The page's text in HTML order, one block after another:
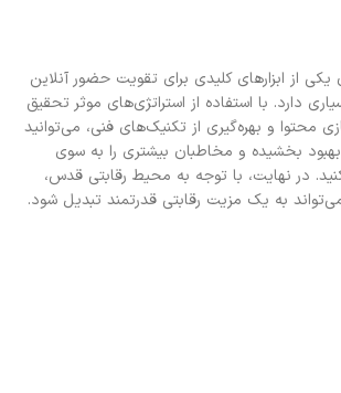
از ابزارهای کلیدی برای تقویت حضور آنلاین
دارد. با استفاده از استراتژی‌های موثر تحقیق
محتوا و بهره‌گیری از تکنیک‌های فنی، می‌توانید
بخشیده و مخاطبان بیشتری را به سوی
در نهایت، با توجه به محیط رقابتی قدس،
به یک مزیت رقابتی قدرتمند تبدیل شود.